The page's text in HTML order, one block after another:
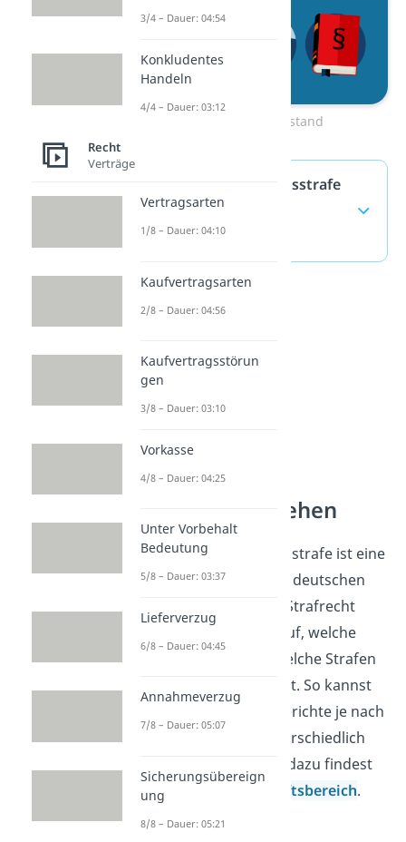
Zum Video: Tatbestand
Lebenslange Freiheitsstrafe
— häufigste Fragen
(ausklappen)
Strafrecht verstehen
Die lebenslange Freiheitsstrafe ist eine
der härtesten Strafen im deutschen
Strafrecht. Wer sich mit Strafrecht
beschäftigt, schaut darauf, welche
Straftaten es gibt und welche Strafen
das Gesetz dafür vorsieht. So kannst
du einordnen, warum Gerichte je nach
Tat und Schuld sehr unterschiedlich
urteilen. Weitere Videos dazu findest
du in unserem
Wirtschaftsbereich.
3/4 – Dauer: 04:54
Konkludentes
Handeln
4/4 – Dauer: 03:12
Recht
Verträge
Vertragsarten
1/8 – Dauer: 04:10
Kaufvertragsarten
2/8 – Dauer: 04:56
Kaufvertragsstörun
gen
3/8 – Dauer: 03:10
Vorkasse
4/8 – Dauer: 04:25
Unter Vorbehalt
Bedeutung
5/8 – Dauer: 03:37
Lieferverzug
6/8 – Dauer: 04:45
Annahmeverzug
7/8 – Dauer: 05:07
Sicherungsübereign
ung
8/8 – Dauer: 05:21